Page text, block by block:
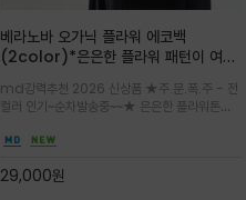
베라노바 오가닉 플라워 에코백
(2color)*은은한 플라워 패턴이 여름
코백
md강력추천 2026 신상품 ★주.문.폭.주 - 전
컬러 인기~순차발송중~~★ 은은한 플라워톤이
고급스럽게 내추럴한 감성의 천연 오가닉 코튼소
해져 완성
29,000원